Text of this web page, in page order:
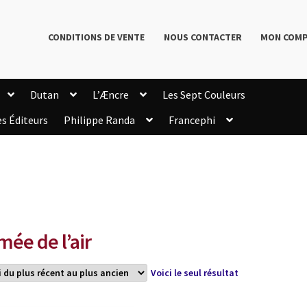
CONDITIONS DE VENTE NOUS CONTACTER MON
Dutan L’Æncre
Les Sept Couleurs
Éditeurs Philippe Randa
Francephi
de l’air
Voici le seul résultat